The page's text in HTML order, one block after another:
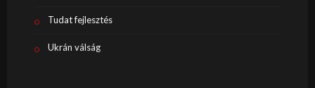
Tudat fejlesztés
Ukrán válság